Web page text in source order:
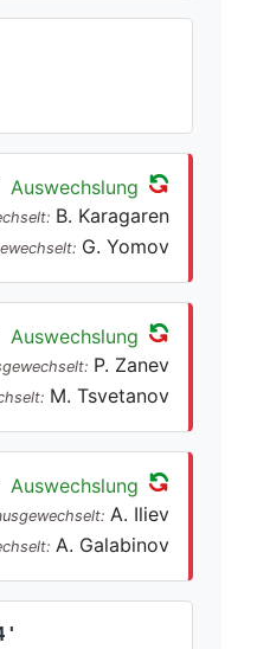
Auswechslung
B. Karagaren
G. Yomov
Auswechslung
P. Zanev
M. Tsvetanov
Auswechslung
A. Iliev
A. Galabinov